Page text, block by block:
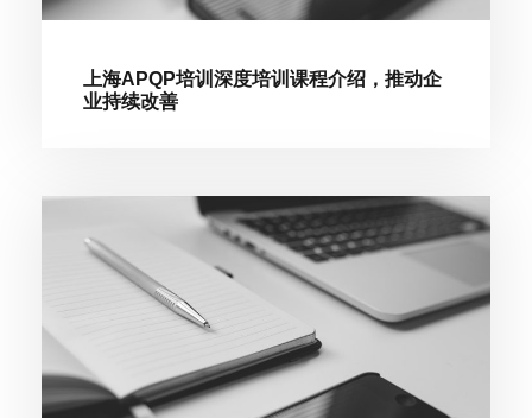
上海APQP培训深度培训课程介绍，推动企
业持续改善